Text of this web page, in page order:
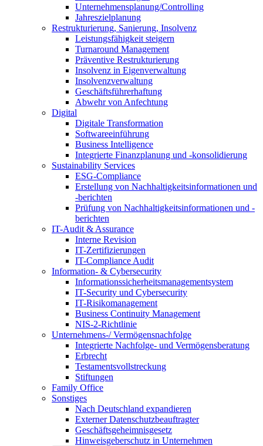
Unternehmensplanung/Controlling
Jahreszielplanung
Restrukturierung, Sanierung, Insolvenz
Leistungsfähigkeit steigern
Turnaround Management
Präventive Restrukturierung
Insolvenz in Eigenverwaltung
Insolvenzverwaltung
Geschäftsführerhaftung
Abwehr von Anfechtung
Digital
Digitale Transformation
Softwareeinführung
Business Intelligence
Integrierte Finanzplanung und -konsolidierung
Sustainability Services
ESG-Compliance
Erstellung von Nachhaltigkeitsinformationen und
-berichten
Prüfung von Nachhaltigkeitsinformationen und -
berichten
IT-Audit & Assurance
Interne Revision
IT-Zertifizierungen
IT-Compliance Audit
Information- & Cybersecurity
Informationssicherheitsmanagementsystem
IT-Security und Cybersecurity
IT-Risikomanagement
Business Continuity Management
NIS-2-Richtlinie
Unternehmens-/Vermögensnachfolge
Integrierte Nachfolge- und Vermögensberatung
Erbrecht
Testamentsvollstreckung
Stiftungen
Family Office
Sonstiges
Nach Deutschland expandieren
Externer Datenschutzbeauftragter
Geschäftsgeheimnisgesetz
Hinweisgeberschutz in Unternehmen